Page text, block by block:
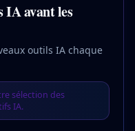
IA avant les
outils IA chaque
sélection des
IA.